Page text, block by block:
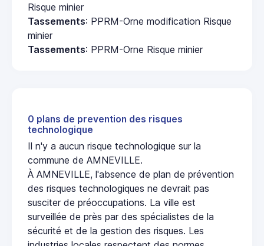
Risque minier
Tassements: PPRM-Orne modification Risque
minier
Tassements: PPRM-Orne Risque minier
0 plans de prevention des risques
technologique
Il n'y a aucun risque technologique sur la
commune de AMNEVILLE.
À AMNEVILLE, l'absence de plan de prévention
des risques technologiques ne devrait pas
susciter de préoccupations. La ville est
surveillée de près par des spécialistes de la
sécurité et de la gestion des risques. Les